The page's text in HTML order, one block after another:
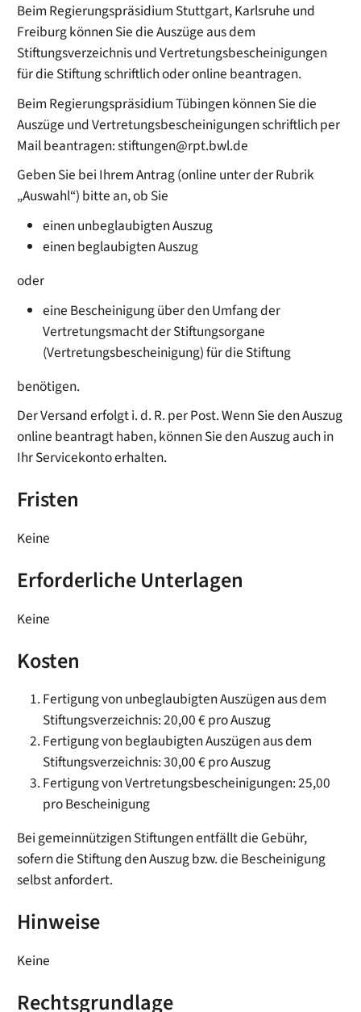
Beim Regierungspräsidium Stuttgart, Karlsruhe und
Freiburg können Sie die Auszüge aus dem
Stiftungsverzeichnis und Vertretungsbescheinigungen
für die Stiftung schriftlich oder online beantragen.
Beim Regierungspräsidium Tübingen können Sie die
Auszüge und Vertretungsbescheinigungen schriftlich per
Mail beantragen: stiftungen@rpt.bwl.de
Geben Sie bei Ihrem Antrag (online unter der Rubrik
„Auswahl“) bitte an, ob Sie
einen unbeglaubigten Auszug
einen beglaubigten Auszug
oder
eine Bescheinigung über den Umfang der
Vertretungsmacht der Stiftungsorgane
(Vertretungsbescheinigung) für die Stiftung
benötigen.
Der Versand erfolgt i. d. R. per Post. Wenn Sie den Auszug
online beantragt haben, können Sie den Auszug auch in
Ihr Servicekonto erhalten.
Fristen
Keine
Erforderliche Unterlagen
Keine
Kosten
Fertigung von unbeglaubigten Auszügen aus dem
Stiftungsverzeichnis: 20,00 € pro Auszug
Fertigung von beglaubigten Auszügen aus dem
Stiftungsverzeichnis: 30,00 € pro Auszug
Fertigung von Vertretungsbescheinigungen: 25,00
pro Bescheinigung
Bei gemeinnützigen Stiftungen entfällt die Gebühr,
sofern die Stiftung den Auszug bzw. die Bescheinigung
selbst anfordert.
Hinweise
Keine
Rechtsgrundlage